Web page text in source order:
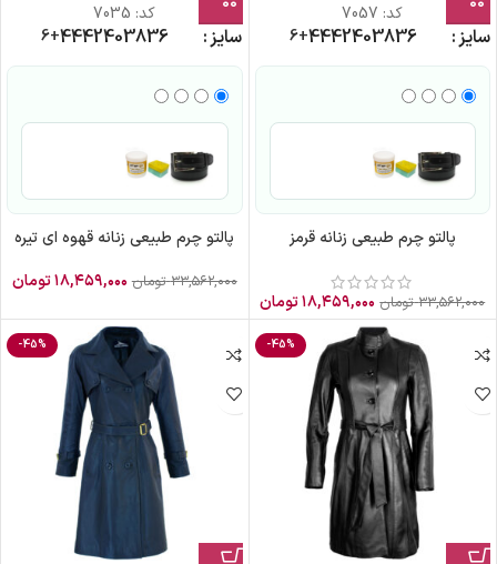
کد: 7057
سایز 36
38
40
42
44
+6
پالتو چرم طبیعی زنانه قرمز
۳۳,۵۶۲,۰۰۰ تومان ۱۸,۴۵۹,۰۰۰تومان
کد: 7035
سایز 36
38
40
42
44
+6
پالتو چرم طبیعی زنانه قهوه ای تیره
۳۳,۵۶۲,۰۰۰ تومان ۱۸,۴۵۹,۰۰۰تومان
-45%
-45%